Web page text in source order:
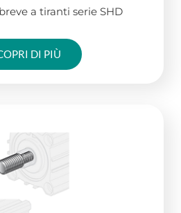
a tiranti serie SHD
DI PIÙ